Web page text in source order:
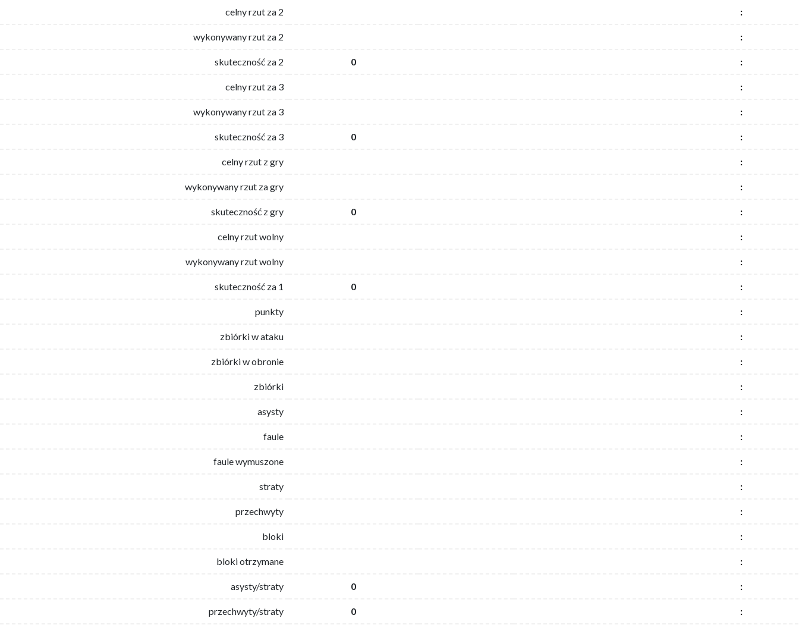
celny rzut za 2 :
wykonywany rzut za 2 :
skuteczność za 2 0 :
celny rzut za 3 :
wykonywany rzut za 3 :
skuteczność za 3 0 :
celny rzut z gry :
wykonywany rzut za gry :
skuteczność z gry 0 :
celny rzut wolny :
wykonywany rzut wolny :
skuteczność za 1 0 :
punkty :
zbiórki w ataku :
zbiórki w obronie :
zbiórki :
asysty :
faule :
faule wymuszone :
straty :
przechwyty :
bloki :
bloki otrzymane :
asysty/straty 0 :
przechwyty/straty 0 :